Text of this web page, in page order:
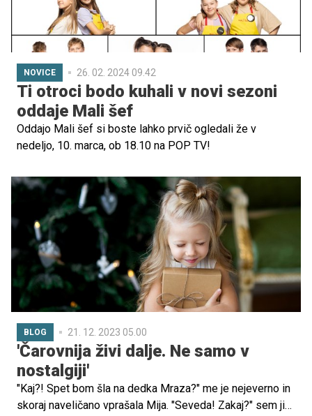
NOVICE 26. 02. 2024 09.42
Ti otroci bodo kuhali v novi sezoni
oddaje Mali šef
Oddajo Mali šef si boste lahko prvič ogledali že v
nedeljo, 10. marca, ob 18.10 na POP TV!
BLOG 21. 12. 2023 05.00
'Čarovnija živi dalje. Ne samo v
nostalgiji'
"Kaj?! Spet bom šla na dedka Mraza?" me je nejeverno in
skoraj naveličano vprašala Mija. "Seveda! Zakaj?" sem ji